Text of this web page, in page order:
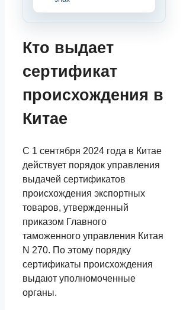
Кто выдает
сертификат
происхождения в
Китае
С 1 сентября 2024 года в Китае
действует порядок управления
выдачей сертификатов
происхождения экспортных
товаров, утвержденный
приказом Главного
таможенного управления Китая
N 270. По этому порядку
сертификаты происхождения
выдают уполномоченные
органы.